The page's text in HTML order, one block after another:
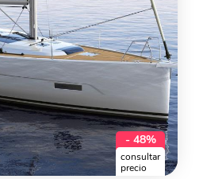
- 48%
consultar
precio